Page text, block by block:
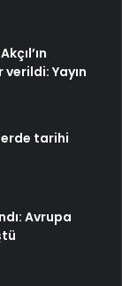
Yayın
tarihi
Avrupa